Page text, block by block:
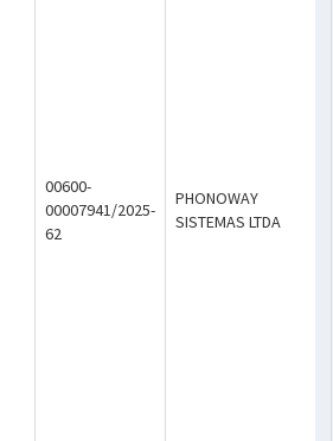
00600-
00007941/2025-
62
PHONOWAY
SISTEMAS LTDA